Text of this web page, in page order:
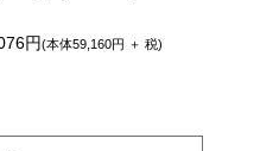
円(本体59,160円 ＋ 税)